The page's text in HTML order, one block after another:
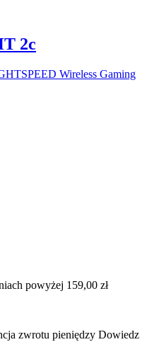
2c
Wireless Gaming
powyżej 159,00 zł
zwrotu pieniędzy Dowiedz